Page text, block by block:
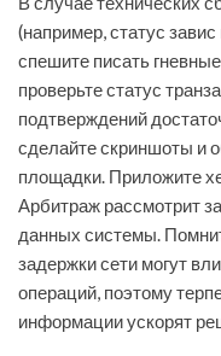
(например, статус
спешите писать
проверьте статус
подтверждений
сделайте скриншоты и
площадки. Приложите
Арбитраж рассмотрит
данных системы.
задержки сети могут
операций, поэтому
информации ускорят